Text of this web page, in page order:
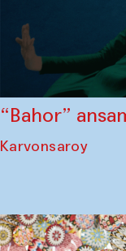
“Bahor”
Karvonsaroy